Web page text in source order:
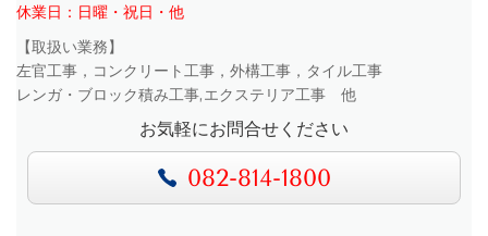
休業日：日曜・祝日・他
【取扱い業務】
左官工事，コンクリート工事，外構工事，タイル工事
レンガ・ブロック積み工事,エクステリア工事 他
お気軽にお問合せください
082-814-1800